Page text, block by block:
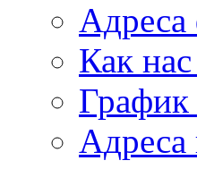
Адреса
Как
Адреса